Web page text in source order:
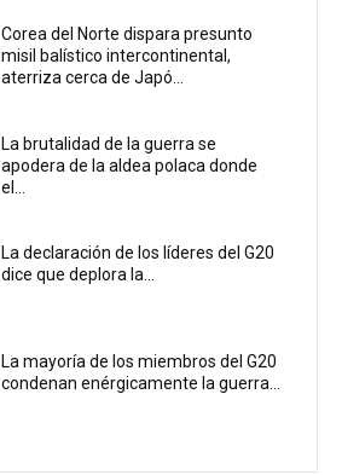
Corea del Norte dispara presunto
misil balístico intercontinental,
aterriza cerca de Japó...
La brutalidad de la guerra se
apodera de la aldea polaca donde
el...
La declaración de los líderes del G20
dice que deplora la...
La mayoría de los miembros del G20
condenan enérgicamente la guerra...